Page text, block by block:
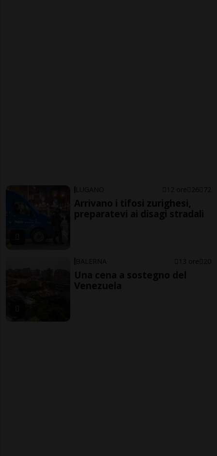
LUGANO 12 ore 26 72
Arrivano i tifosi zurighesi,
preparatevi ai disagi stradali
BALERNA 13 ore 20
Una cena a sostegno del
Venezuela